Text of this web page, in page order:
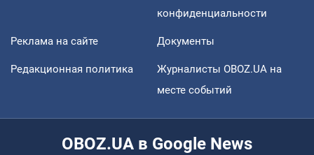
конфиденциальности
Реклама на сайте Документы
Редакционная политика
Журналисты OBOZ.UA на
месте событий
OBOZ.UA в Google News